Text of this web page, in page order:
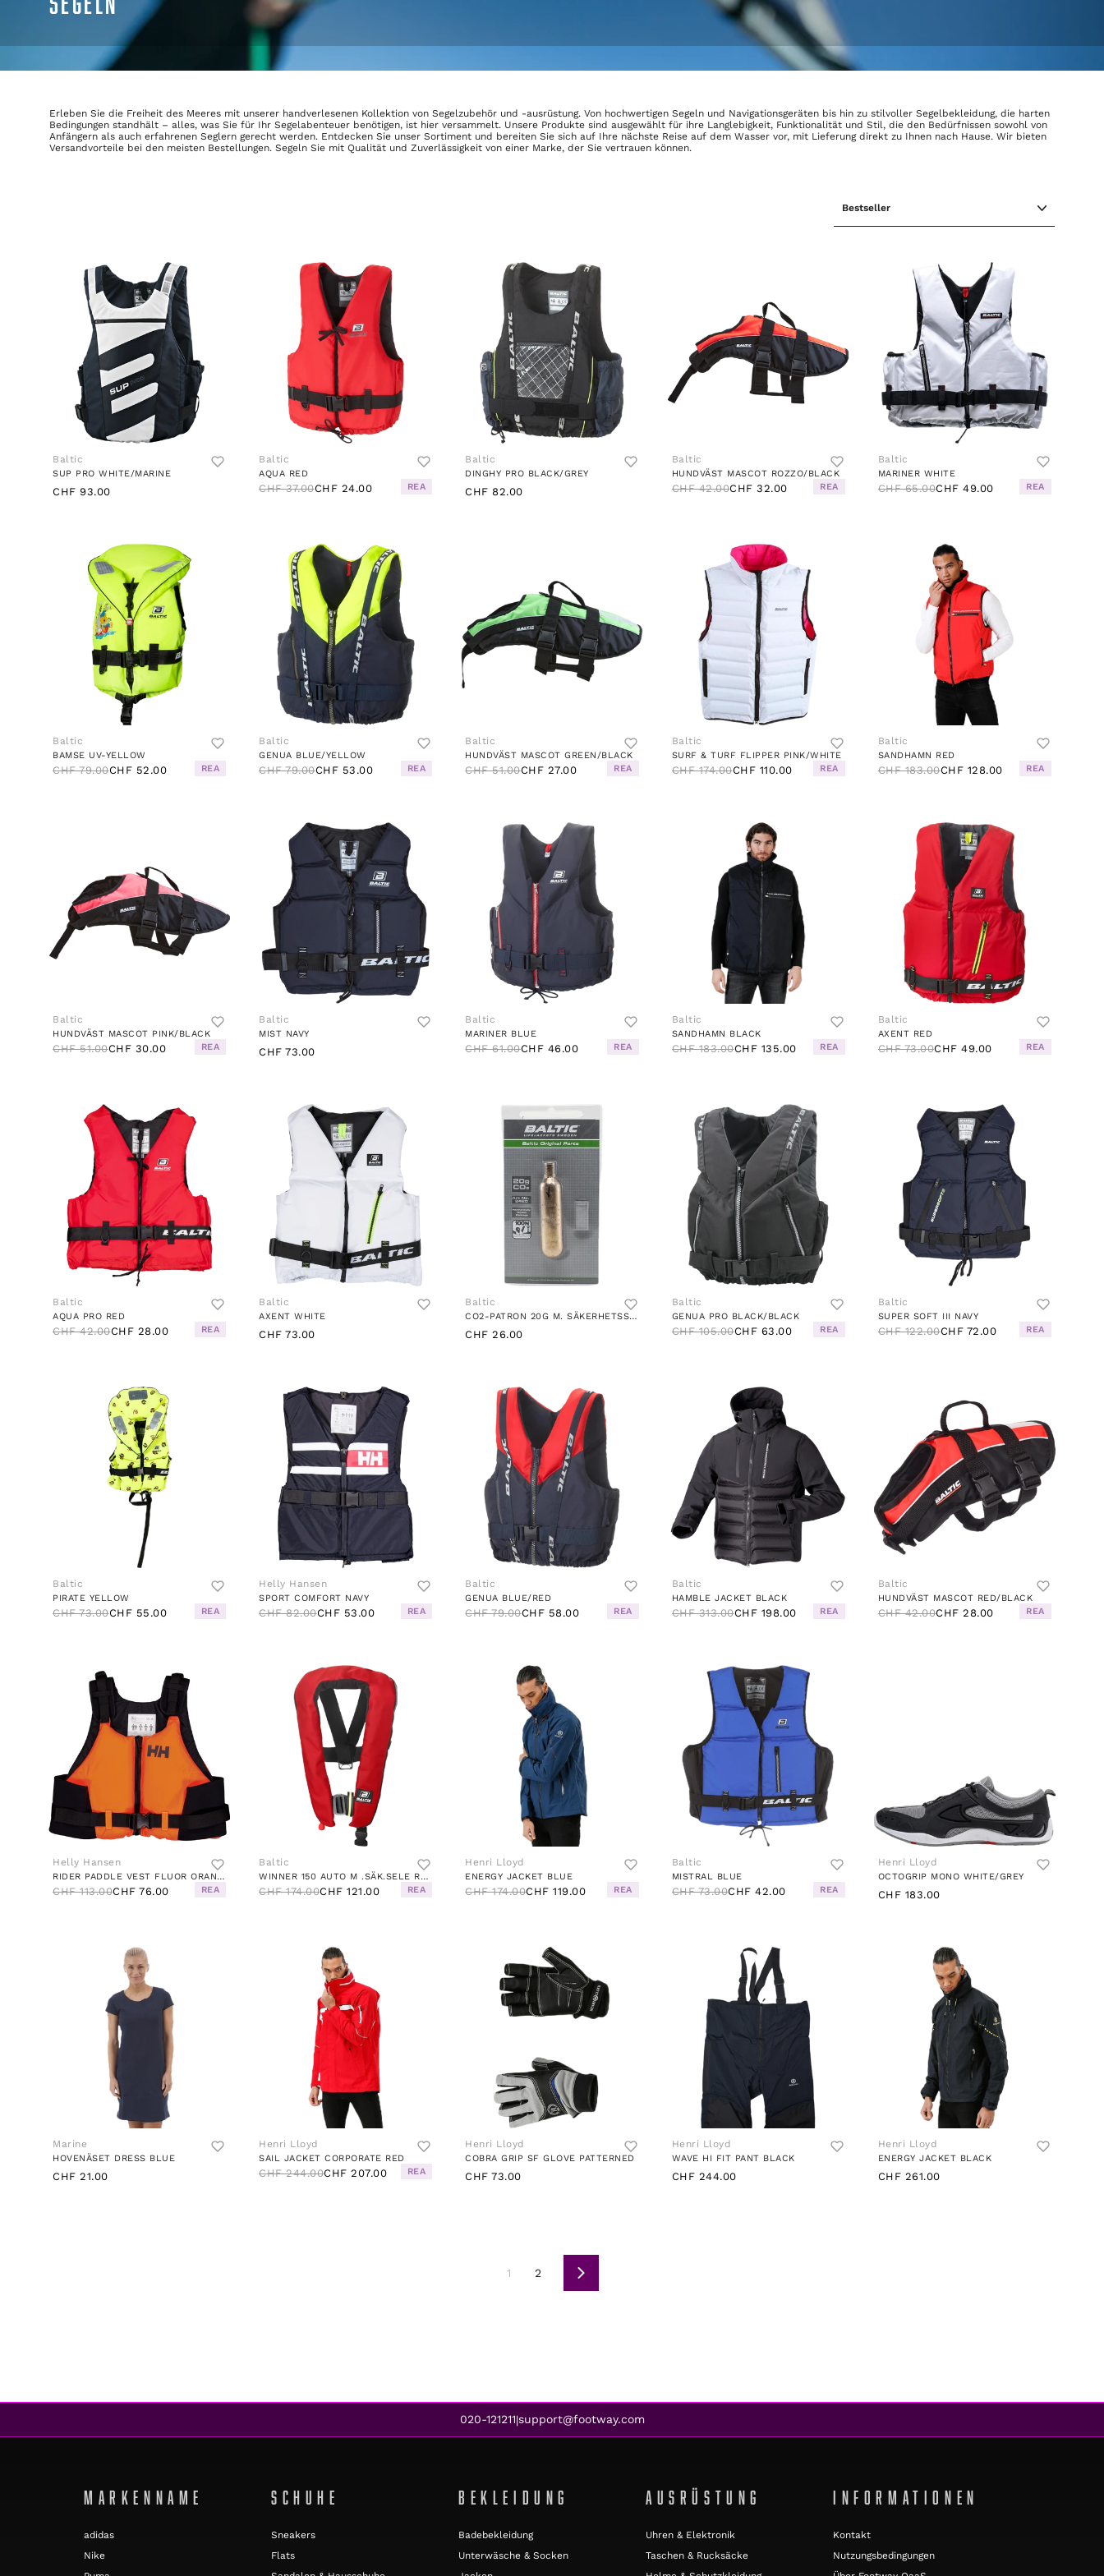
Erleben Sie die Freiheit des Meeres mit unserer handverlesenen Kollektion von Segelzubehör und -ausrüstung. Von hochwertigen Segeln und Navigationsgeräten bis hin zu stilvoller Segelbekleidung, die harten
Bedingungen standhält – alles, was Sie für Ihr Segelabenteuer benötigen, ist hier versammelt. Unsere Produkte sind ausgewählt für ihre Langlebigkeit, Funktionalität und Stil, die den Bedürfnissen sowohl von
Anfängern als auch erfahrenen Seglern gerecht werden. Entdecken Sie unser Sortiment und bereiten Sie sich auf Ihre nächste Reise auf dem Wasser vor, mit Lieferung direkt zu Ihnen nach Hause. Wir bieten
Versandvorteile bei den meisten Bestellungen. Segeln Sie mit Qualität und Zuverlässigkeit von einer Marke, der Sie vertrauen können.
Baltic
SUP PRO WHITE/MARINE
CHF 93.00
Baltic
AQUA RED
CHF 37.00CHF 24.00 REA
Baltic
DINGHY PRO BLACK/GREY
CHF 82.00
Baltic
HUNDVÄST MASCOT ROZZO/BLACK
CHF 42.00CHF 32.00 REA
Baltic
MARINER WHITE
CHF 65.00CHF 49.00 REA
Baltic
BAMSE UV-YELLOW
CHF 79.00CHF 52.00 REA
Baltic
GENUA BLUE/YELLOW
CHF 79.00CHF 53.00 REA
Baltic
HUNDVÄST MASCOT GREEN/BLACK
CHF 51.00CHF 27.00 REA
Baltic
SURF & TURF FLIPPER PINK/WHITE
CHF 174.00CHF 110.00 REA
Baltic
SANDHAMN RED
CHF 183.00CHF 128.00 REA
Baltic
HUNDVÄST MASCOT PINK/BLACK
CHF 51.00CHF 30.00 REA
Baltic
MIST NAVY
CHF 73.00
Baltic
MARINER BLUE
CHF 61.00CHF 46.00 REA
Baltic
SANDHAMN BLACK
CHF 183.00CHF 135.00 REA
Baltic
AXENT RED
CHF 73.00CHF 49.00 REA
Baltic
AQUA PRO RED
CHF 42.00CHF 28.00 REA
Baltic
AXENT WHITE
CHF 73.00
Baltic
CO2-PATRON 20G M. SÄKERHETSSTIFT BLACK
CHF 26.00
Baltic
GENUA PRO BLACK/BLACK
CHF 105.00CHF 63.00 REA
Baltic
SUPER SOFT III NAVY
CHF 122.00CHF 72.00 REA
Baltic
PIRATE YELLOW
CHF 73.00CHF 55.00 REA
Helly Hansen
SPORT COMFORT NAVY
CHF 82.00CHF 53.00 REA
Baltic
GENUA BLUE/RED
CHF 79.00CHF 58.00 REA
Baltic
HAMBLE JACKET BLACK
CHF 313.00CHF 198.00 REA
Baltic
HUNDVÄST MASCOT RED/BLACK
CHF 42.00CHF 28.00 REA
Helly Hansen
RIDER PADDLE VEST FLUOR ORANGE
CHF 113.00CHF 76.00 REA
Baltic
WINNER 150 AUTO M .SÄK.SELE RED
CHF 174.00CHF 121.00 REA
Henri Lloyd
ENERGY JACKET BLUE
CHF 174.00CHF 119.00 REA
Baltic
MISTRAL BLUE
CHF 73.00CHF 42.00 REA
Henri Lloyd
OCTOGRIP MONO WHITE/GREY
CHF 183.00
Marine
HOVENÄSET DRESS BLUE
CHF 21.00
Henri Lloyd
SAIL JACKET CORPORATE RED
CHF 244.00CHF 207.00 REA
Henri Lloyd
COBRA GRIP SF GLOVE PATTERNED
CHF 73.00
Henri Lloyd
WAVE HI FIT PANT BLACK
CHF 244.00
Henri Lloyd
ENERGY JACKET BLACK
CHF 261.00
1 2 Weiter
020-121211|support@footway.com
MARKENNAME
adidas
Nike
SCHUHE
Sneakers
Flats
BEKLEIDUNG
Badebekleidung
Unterwäsche & Socken
AUSRÜSTUNG
Uhren & Elektronik
Taschen & Rucksäcke
INFORMATIONEN
Kontakt
Nutzungsbedingungen